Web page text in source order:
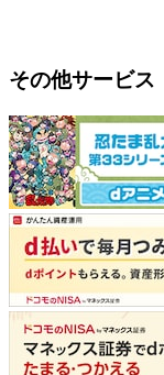
その他サービス